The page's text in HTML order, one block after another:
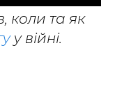
коли та як
у війні.